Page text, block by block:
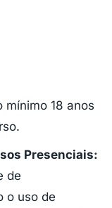
mínimo 18 anos
Presenciais:
de
o uso de